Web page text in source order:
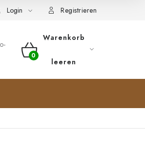
Login Registrieren
WARENKORB
Warenkorb
leeren